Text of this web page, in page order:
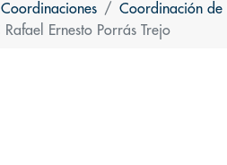
Coordinaciones
Coordinación de
Ernesto Porrás Trejo